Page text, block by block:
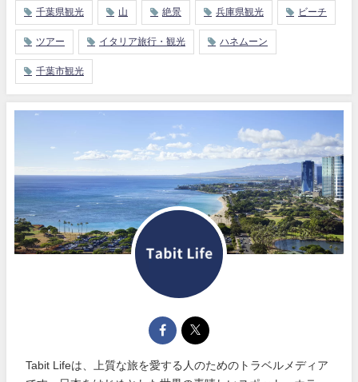
千葉県観光 山 絶景 兵庫県観光 ビーチ
ツアー イタリア旅行・観光 ハネムーン
千葉市観光
Tabit Lifeは、上質な旅を愛する人のためのトラベルメディア